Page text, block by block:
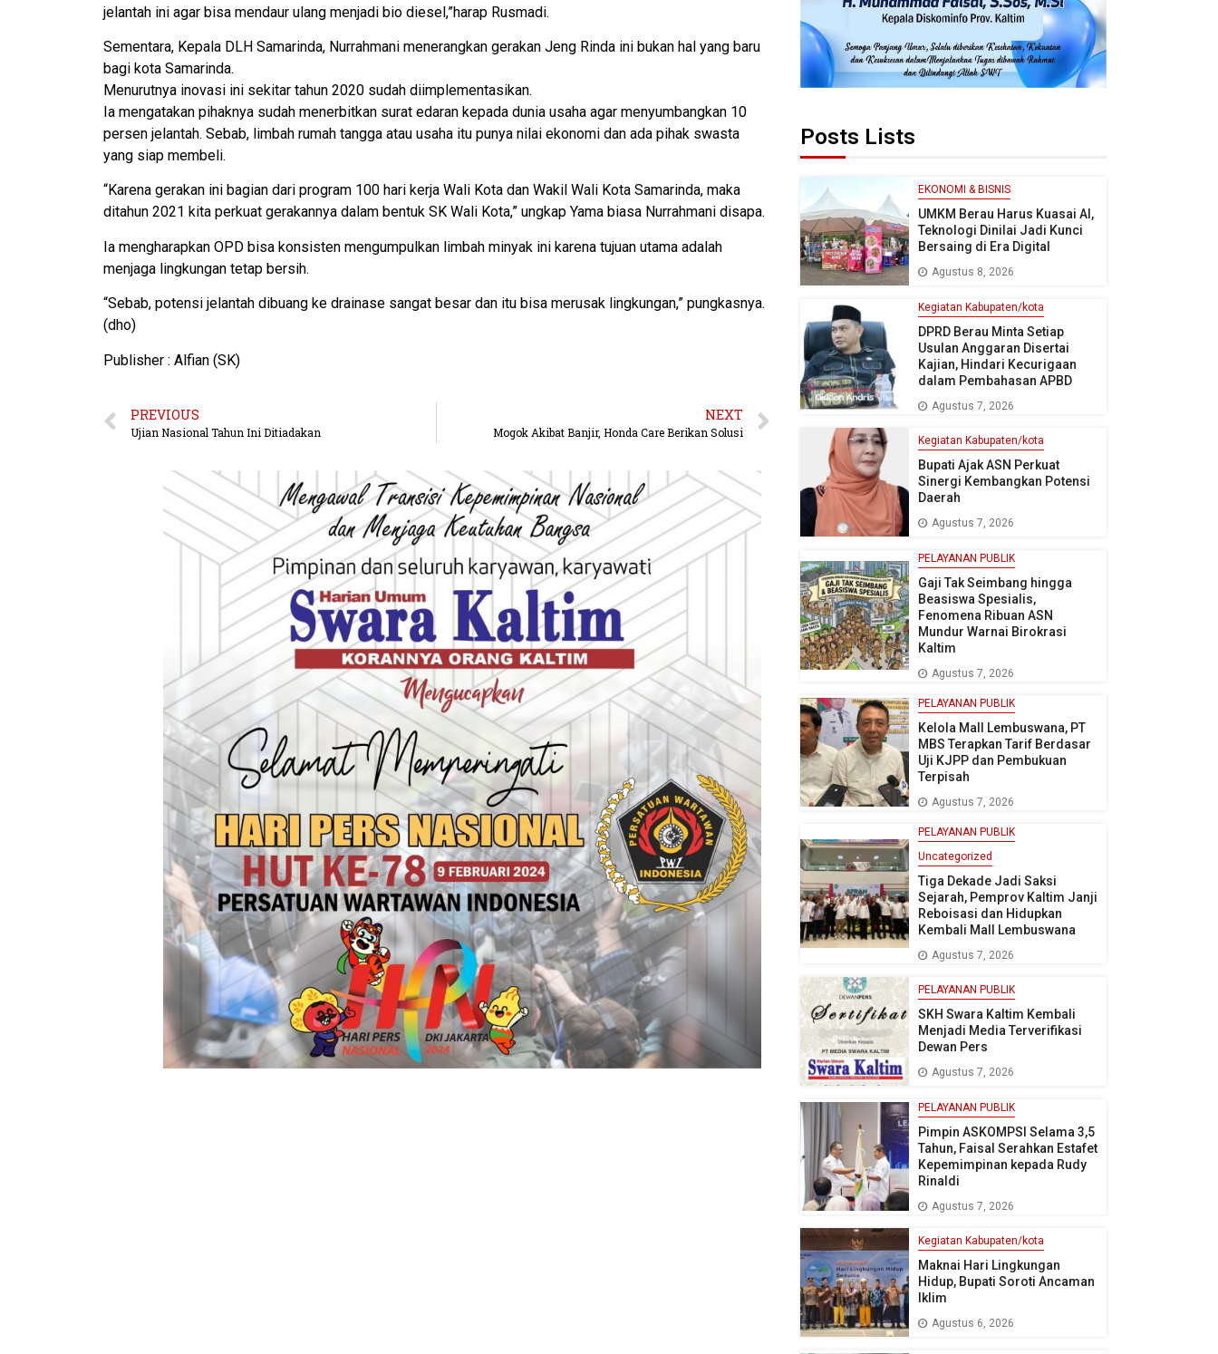
jelantah ini agar bisa mendaur ulang menjadi bio diesel,”harap Rusmadi.
Sementara, Kepala DLH Samarinda, Nurrahmani menerangkan gerakan Jeng Rinda ini bukan hal yang baru
bagi kota Samarinda.
Menurutnya inovasi ini sekitar tahun 2020 sudah diimplementasikan.
Ia mengatakan pihaknya sudah menerbitkan surat edaran kepada dunia usaha agar menyumbangkan 10
persen jelantah. Sebab, limbah rumah tangga atau usaha itu punya nilai ekonomi dan ada pihak swasta
yang siap membeli.
“Karena gerakan ini bagian dari program 100 hari kerja Wali Kota dan Wakil Wali Kota Samarinda, maka
ditahun 2021 kita perkuat gerakannya dalam bentuk SK Wali Kota,” ungkap Yama biasa Nurrahmani disapa.
Ia mengharapkan OPD bisa konsisten mengumpulkan limbah minyak ini karena tujuan utama adalah
menjaga lingkungan tetap bersih.
“Sebab, potensi jelantah dibuang ke drainase sangat besar dan itu bisa merusak lingkungan,” pungkasnya.
(dho)
Publisher : Alfian (SK)
PREVIOUS
Ujian Nasional Tahun Ini Ditiadakan
NEXT
Mogok Akibat Banjir, Honda Care Berikan Solusi
Posts Lists
EKONOMI & BISNIS
UMKM Berau Harus Kuasai AI,
Teknologi Dinilai Jadi Kunci
Bersaing di Era Digital
Agustus 8, 2026
Kegiatan Kabupaten/kota
DPRD Berau Minta Setiap
Usulan Anggaran Disertai
Kajian, Hindari Kecurigaan
dalam Pembahasan APBD
Agustus 7, 2026
Kegiatan Kabupaten/kota
Bupati Ajak ASN Perkuat
Sinergi Kembangkan Potensi
Daerah
Agustus 7, 2026
PELAYANAN PUBLIK
Gaji Tak Seimbang hingga
Beasiswa Spesialis,
Fenomena Ribuan ASN
Mundur Warnai Birokrasi
Kaltim
Agustus 7, 2026
PELAYANAN PUBLIK
Kelola Mall Lembuswana, PT
MBS Terapkan Tarif Berdasar
Uji KJPP dan Pembukuan
Terpisah
Agustus 7, 2026
PELAYANAN PUBLIK
Uncategorized
Tiga Dekade Jadi Saksi
Sejarah, Pemprov Kaltim Janji
Reboisasi dan Hidupkan
Kembali Mall Lembuswana
Agustus 7, 2026
PELAYANAN PUBLIK
SKH Swara Kaltim Kembali
Menjadi Media Terverifikasi
Dewan Pers
Agustus 7, 2026
PELAYANAN PUBLIK
Pimpin ASKOMPSI Selama 3,5
Tahun, Faisal Serahkan Estafet
Kepemimpinan kepada Rudy
Rinaldi
Agustus 7, 2026
Kegiatan Kabupaten/kota
Maknai Hari Lingkungan
Hidup, Bupati Soroti Ancaman
Iklim
Agustus 6, 2026